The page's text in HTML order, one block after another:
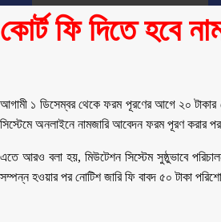
কোর্ট ফি দিতে হবে
আগামী ১ ডিসেম্বর থেকে ফরম পূরণের আগে ২০ টাকার
সিস্টেমে অনলাইনে নামজারি আবেদন ফরম পূরণ করার
এতে আরও বলা হয়, মিউটেশন সিস্টেম সুষ্ঠুভাবে
সম্পন্ন হওয়ার পর নোটিশ জারি ফি বাবদ ৫০ টাকা